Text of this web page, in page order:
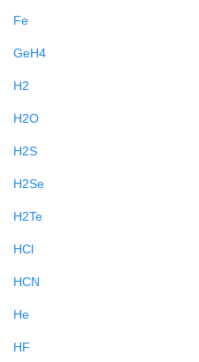
Fe
GeH4
H2
H2O
H2S
H2Se
H2Te
HCl
HCN
He
HF